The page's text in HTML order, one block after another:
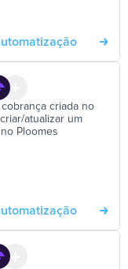
criada no
atualizar um
Ploomes